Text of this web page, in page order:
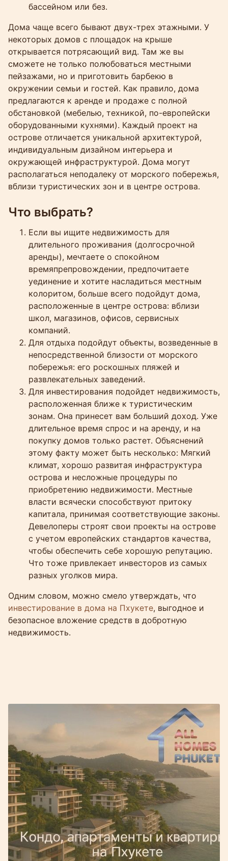
бассейном или без.
Дома чаще всего бывают двух-трех этажными. У
некоторых домов с площадок на крыше
открывается потрясающий вид. Там же вы
сможете не только полюбоваться местными
пейзажами, но и приготовить барбекю в
окружении семьи и гостей. Как правило, дома
предлагаются к аренде и продаже с полной
обстановкой (мебелью, техникой, по-европейски
оборудованными кухнями). Каждый проект на
острове отличается уникальной архитектурой,
индивидуальным дизайном интерьера и
окружающей инфраструктурой. Дома могут
располагаться неподалеку от морского побережья,
вблизи туристических зон и в центре острова.
Что выбрать?
Если вы ищите недвижимость для
длительного проживания (долгосрочной
аренды), мечтаете о спокойном
времяпрепровождении, предпочитаете
уединение и хотите насладиться местным
колоритом, больше всего подойдут дома,
расположенные в центре острова: вблизи
школ, магазинов, офисов, сервисных
компаний.
Для отдыха подойдут объекты, возведенные в
непосредственной близости от морского
побережья: его роскошных пляжей и
развлекательных заведений.
Для инвестирования подойдет недвижимость,
расположенная ближе к туристическим
зонам. Она принесет вам больший доход. Уже
длительное время спрос и на аренду, и на
покупку домов только растет. Объяснений
этому факту может быть несколько: Мягкий
климат, хорошо развитая инфраструктура
острова и несложные процедуры по
приобретению недвижимости. Местные
власти всячески способствуют притоку
капитала, принимая соответствующие законы.
Девелоперы строят свои проекты на острове
с учетом европейских стандартов качества,
чтобы обеспечить себе хорошую репутацию.
Что тоже привлекает инвесторов из самых
разных уголков мира.
Одним словом, можно смело утверждать, что
инвестирование в дома на Пхукете, выгодное и
безопасное вложение средств в добротную
недвижимость.